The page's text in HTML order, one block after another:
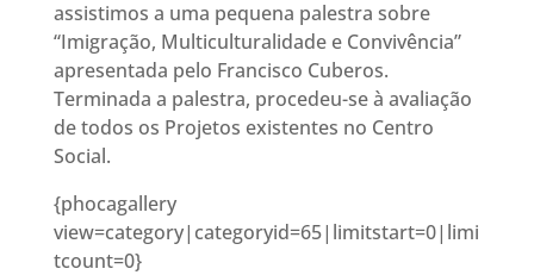
assistimos a uma pequena palestra sobre
“Imigração, Multiculturalidade e Convivência”
apresentada pelo Francisco Cuberos.
Terminada a palestra, procedeu-se à avaliação
de todos os Projetos existentes no Centro
Social.
{phocagallery
view=category|categoryid=65|limitstart=0|limi
tcount=0}